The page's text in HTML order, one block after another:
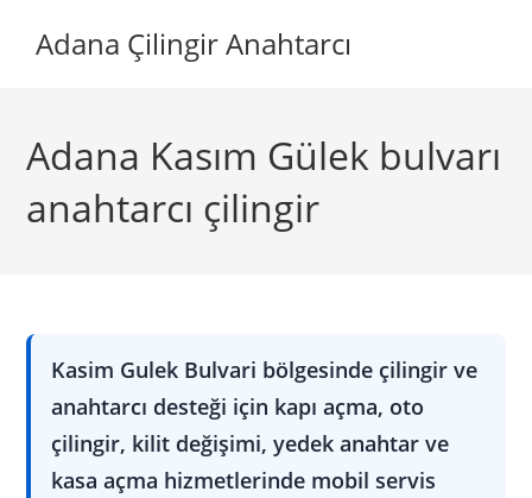
Adana Çilingir Anahtarcı
Adana Kasım Gülek bulvarı
anahtarcı çilingir
Kasim Gulek Bulvari bölgesinde çilingir ve
anahtarcı desteği için kapı açma, oto
çilingir, kilit değişimi, yedek anahtar ve
kasa açma hizmetlerinde mobil servis